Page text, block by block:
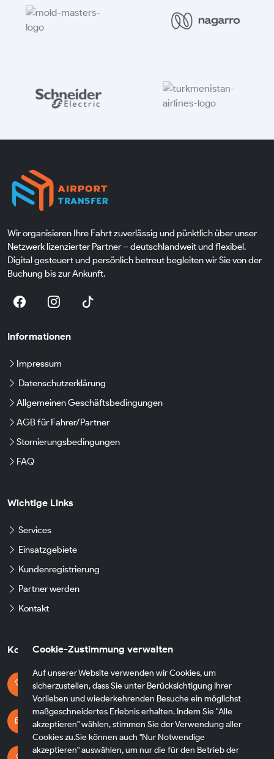
Cookie-Zustimmung verwalten
Auf unserer Website verwenden wir Cookies, um
sicherzustellen, dass Sie unter Berücksichtigung Ihrer
Vorlieben und wiederkehrenden Besuche ein möglichst
maßgeschneidertes Erlebnis erhalten. Indem Sie "Alle
akzeptieren" wählen, stimmen Sie der Verwendung aller
Cookies zu.Sie können auch "Nur Notwendige
akzeptieren" auswählen, um nur die für den Betrieb der
Wir organisieren Ihre Fahrt zuverlässig und pünktlich über unser
Netzwerk lizenzierter Partner – deutschlandweit und flexibel.
Digital gesteuert und persönlich betreut begleiten wir Sie von der
Buchung bis zur Ankunft.
Informationen
Impressum
Datenschutzerklärung
Allgemeinen Geschäftsbedingungen
AGB für Fahrer/Partner
Stornierungsbedingungen
FAQ
Wichtige Links
Services
Einsatzgebiete
Kundenregistrierung
Partner werden
Kontakt
Kontaktdaten
Kontaktieren Sie uns
+49 174 8790930
E-mail Adresse
info@fh-transfer.de
Adresse